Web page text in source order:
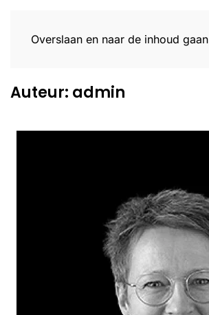
Overslaan en naar de inhoud gaan
Auteur: admin